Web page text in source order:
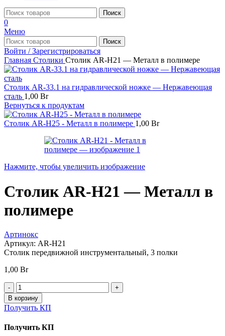
Поиск
0
Меню
Поиск
Войти / Зарегистрироваться
Главная Столики Столик AR-H21 — Металл в полимере
Столик AR-33.1 на гидравлической ножке — Нержавеющая
сталь 1,00 Br
Вернуться к продуктам
Столик AR-H25 - Металл в полимере 1,00 Br
Нажмите, чтобы увеличить изображение
Столик AR-H21 — Металл в
полимере
Артинокс
Артикул: AR-H21
Столик передвижной инструментальный, 3 полки
1,00 Br
Количество
товара
Столик
AR-
-
В корзину
Получить КП
Получить КП